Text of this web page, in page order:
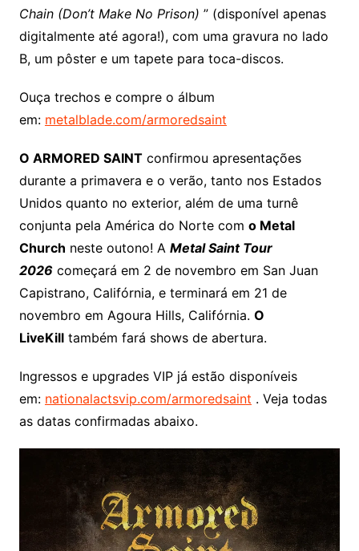
Chain (Don’t Make No Prison) ” (disponível apenas
digitalmente até agora!), com uma gravura no lado
B, um pôster e um tapete para toca-discos.
Ouça trechos e compre o álbum
em: metalblade.com/armoredsaint
O ARMORED SAINTconfirmou apresentações
durante a primavera e o verão, tanto nos Estados
Unidos quanto no exterior, além de uma turnê
conjunta pela América do Norte com o Metal
Church neste outono! A Metal Saint Tour
2026começará em 2 de novembro em San Juan
Capistrano, Califórnia, e terminará em 21 de
novembro em Agoura Hills, Califórnia. O
LiveKilltambém fará shows de abertura.
Ingressos e upgrades VIP já estão disponíveis
em: nationalactsvip.com/armoredsaint . Veja todas
as datas confirmadas abaixo.